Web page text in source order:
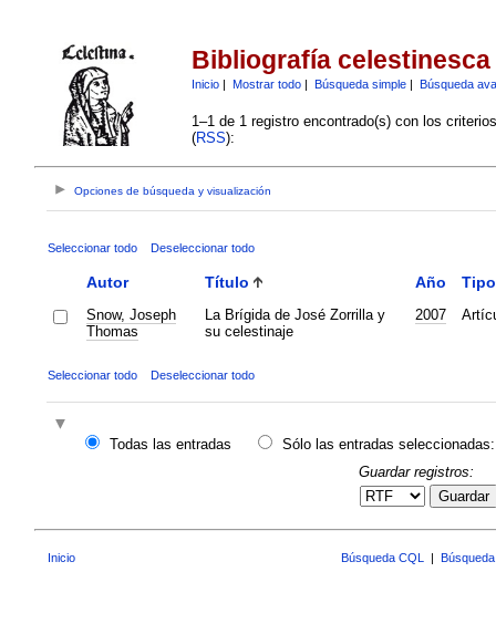
Bibliografía celestinesca
Inicio| Mostrar todo| Búsqueda simple| Búsqueda
1–1 de 1 registro encontrado(s) con los
(RSS):
Opciones de búsqueda y visualización
Seleccionar todo Deseleccionar todo
Autor Título Año Tipo
Snow, Joseph
Thomas
La Brígida de José Zorrilla y
su celestinaje
2007
Seleccionar todo Deseleccionar todo
Todas las entradas
Sólo las entradas seleccionadas:
Guardar registros:
Guardar
Inicio Búsqueda CQL